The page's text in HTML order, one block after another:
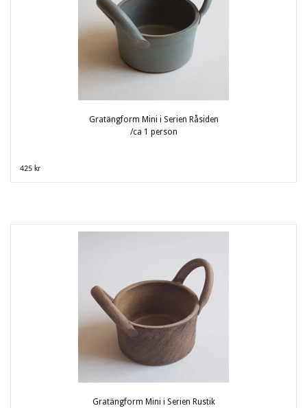
Gratängform Mini i Serien Råsiden
/ca 1 person
425 kr
Gratängform Mini i Serien Rustik